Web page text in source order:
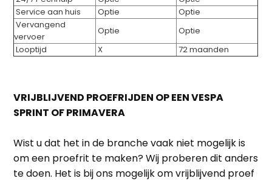
Service aan huis
Optie
Optie
Vervangend
vervoer
Optie
Optie
Looptijd
X 72 maanden
VRIJBLIJVEND PROEFRIJDEN OP EEN VESPA
SPRINT OF PRIMAVERA
Wist u dat het in de branche vaak niet mogelijk is
om een proefrit te maken? Wij proberen dit anders
te doen. Het is bij ons mogelijk om vrijblijvend proef